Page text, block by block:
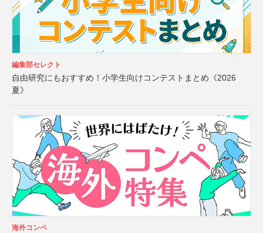
編集部セレクト
自由研究にもおすすめ！小学生向けコンテストまとめ《2026
夏》
海外コンペ